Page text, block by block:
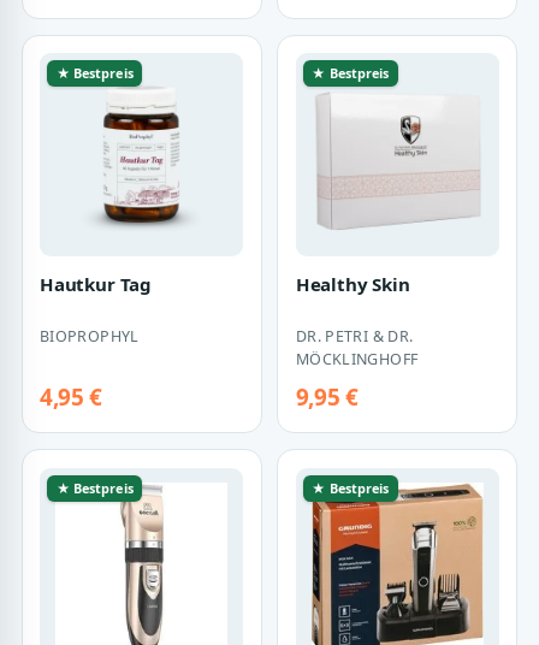
★ Bestpreis
Hautkur Tag
BIOPROPHYL
4,95 €
★ Bestpreis
Healthy Skin
DR. PETRI & DR.
MÖCKLINGHOFF
9,95 €
★ Bestpreis ★ Bestpreis